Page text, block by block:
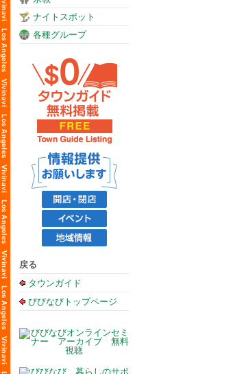
ナイトスポット
各種グループ
戻る
タウンガイド
びびなびトップページ